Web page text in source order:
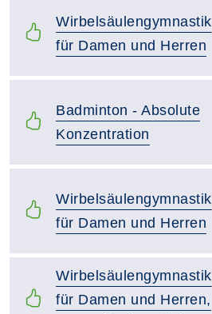
Wirbelsäulengymnastik
für Damen und Herren
Badminton - Absolute
Konzentration
Wirbelsäulengymnastik
für Damen und Herren
Wirbelsäulengymnastik
für Damen und Herren,